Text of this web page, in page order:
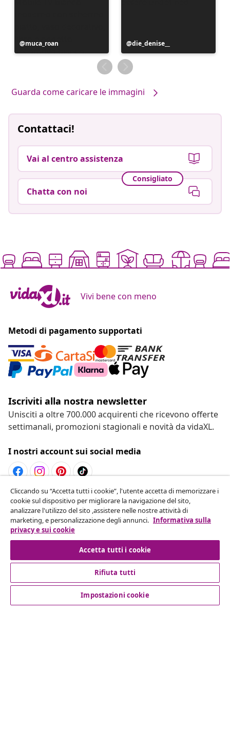
Post
pubblicato
muca_roan
Post
pubblicato
da
die_denise__
Guarda come caricare le immagini
Contattaci!
Vai al centro assistenza
Consigliato
Chatta con noi
Vivi bene con meno
Metodi di pagamento supportati
Iscriviti alla nostra newsletter
Unisciti a oltre 700.000 acquirenti che ricevono offerte
settimanali, promozioni stagionali e novità da vidaXL.
I nostri account sui social media
Recesso dal contratto
Invia una richiesta di recesso per il tuo ordine.
Recesso dal contratto
Servizio clienti
Cliccando su “Accetta tutti i cookie”, l'utente accetta di memorizzare i
cookie sul dispositivo per migliorare la navigazione del sito,
analizzare l'utilizzo del sito ,assistere nelle nostre attività di
marketing, e personalizzazione degli annunci. Informativa sulla
privacy e sui cookie
Accetta tutti i cookie
Rifiuta tutti
Impostazioni cookie